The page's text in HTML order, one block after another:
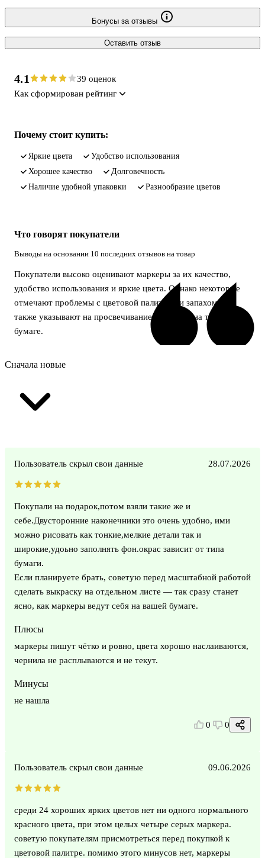
Бонусы за отзывы
Оставить отзыв
4.1
39 оценок
Как сформирован рейтинг
Почему стоит купить:
яркие цвета
удобство использования
хорошее качество
долговечность
наличие удобной упаковки
разнообразие цветов
Что говорят покупатели
Выводы на основании 10 последних отзывов на товар
Покупатели высоко оценивают маркеры за их качество,
удобство использования и яркие цвета. Однако некоторые
отмечают проблемы с цветовой палитрой и запахом, а
также указывают на просвечивание маркеров на тонкой
бумаге.
Сначала новые
Пользователь скрыл свои данные 28.07.2026
Покупали на подарок,потом взяли такие же и
себе.Двусторонние наконечники это очень удобно, ими
можно рисовать как тонкие,мелкие детали так и
широкие,удоьно заполнять фон.окрас зависит от типа
бумаги.
Если планируете брать, советую перед масштабной работой
сделать выкраску на отдельном листе — так сразу станет
ясно, как маркеры ведут себя на вашей бумаге.
Плюсы
маркеры пишут чётко и ровно, цвета хорошо наслаиваются,
чернила не расплываются и не текут.
Минусы
не нашла
0 0
Пользователь скрыл свои данные 09.06.2026
среди 24 хороших ярких цветов нет ни одного нормального
красного цвета, при этом целых четыре серых маркера.
советую покупателям присмотреться перед покупкой к
цветовой палитре. помимо этого минусов нет, маркеры